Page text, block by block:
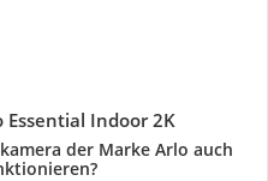
Indoor 2K
der Marke Arlo auch